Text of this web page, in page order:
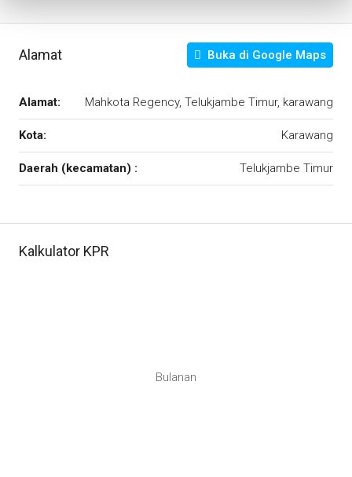
Alamat Buka di Google Maps
Alamat: Mahkota Regency, Telukjambe Timur, karawang
Kota: Karawang
Daerah (kecamatan) : Telukjambe Timur
Kalkulator KPR
Bulanan